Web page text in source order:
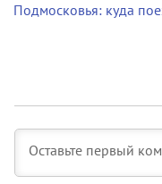
Подмосковья: куда